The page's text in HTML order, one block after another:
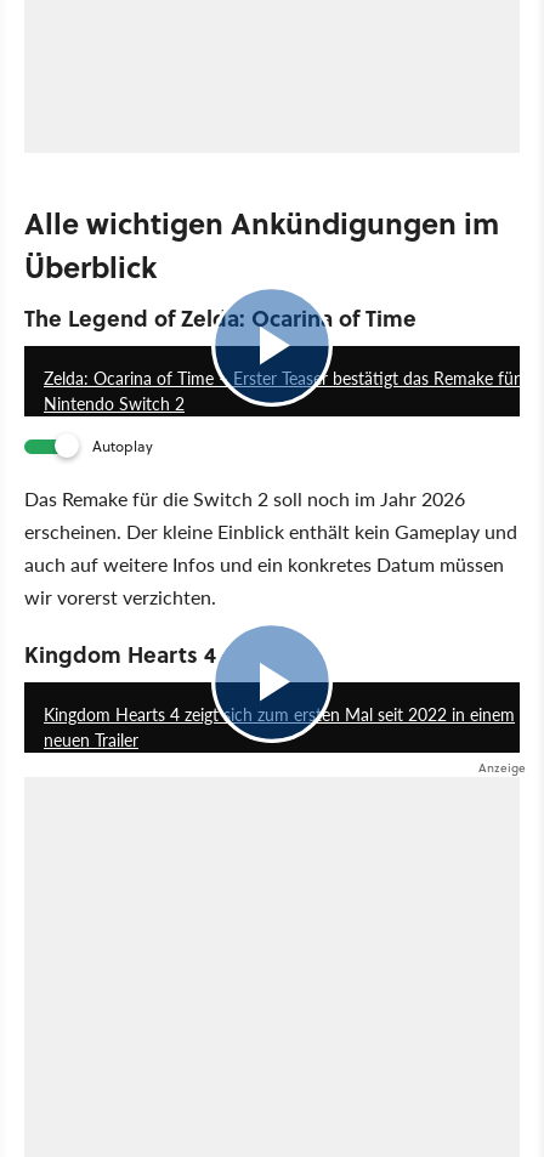
Alle wichtigen Ankündigungen im
Überblick
The Legend of Zelda: Ocarina of Time
Zelda: Ocarina of Time – Erster Teaser bestätigt das Remake für
Nintendo Switch 2
Autoplay
Das Remake für die Switch 2 soll noch im Jahr 2026
erscheinen. Der kleine Einblick enthält kein Gameplay und
auch auf weitere Infos und ein konkretes Datum müssen
wir vorerst verzichten.
Kingdom Hearts 4
Kingdom Hearts 4 zeigt sich zum ersten Mal seit 2022 in einem
neuen Trailer